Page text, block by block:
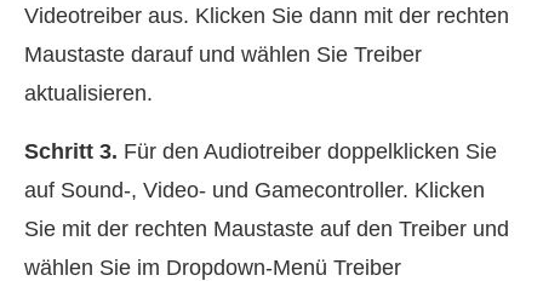
Videotreiber aus. Klicken Sie dann mit der rechten
Maustaste darauf und wählen Sie Treiber
aktualisieren.
Schritt 3. Für den Audiotreiber doppelklicken Sie
auf Sound-, Video- und Gamecontroller. Klicken
Sie mit der rechten Maustaste auf den Treiber und
wählen Sie im Dropdown-Menü Treiber